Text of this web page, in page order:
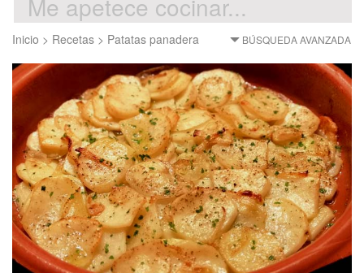
Inicio > Recetas > Patatas panadera BÚSQUEDA AVANZADA